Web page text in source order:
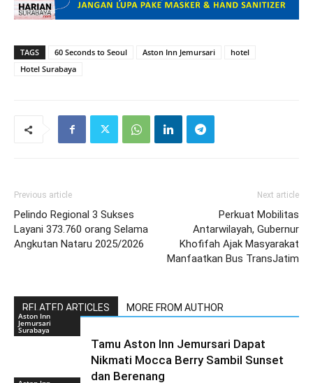
TAGS 60 Seconds to Seoul Aston Inn Jemursari
hotel
Hotel Surabaya
Previous article
Pelindo Regional 3 Sukses
Layani 373.760 orang Selama
Angkutan Nataru 2025/2026
Next article
Perkuat Mobilitas
Antarwilayah, Gubernur
Khofifah Ajak Masyarakat
Manfaatkan Bus TransJatim
RELATED ARTICLES MORE FROM AUTHOR
Aston Inn
Jemursari
Surabaya
Tamu Aston Inn Jemursari Dapat
Nikmati Mocca Berry Sambil Sunset
dan Berenang